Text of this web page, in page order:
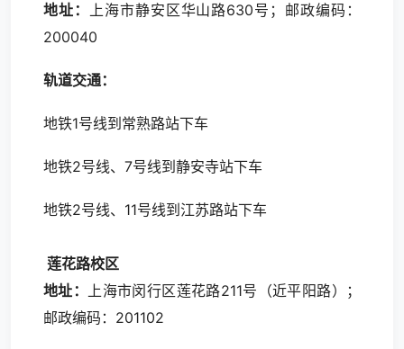
地址： 上海市静安区华山路630号；邮政编码：
200040
轨道交通：
地铁1号线到常熟路站下车
地铁2号线、7号线到静安寺站下车
地铁2号线、11号线到江苏路站下车
莲花路校区
地址： 上海市闵行区莲花路211号（近平阳路）；
邮政编码：201102